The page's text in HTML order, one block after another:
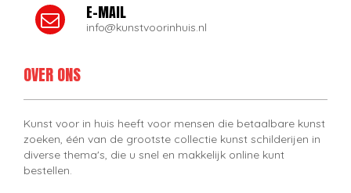
E-MAIL
info@kunstvoorinhuis.nl
OVER ONS
Kunst voor in huis heeft voor mensen die betaalbare kunst
zoeken, één van de grootste collectie kunst schilderijen in
diverse thema's, die u snel en makkelijk online kunt
bestellen.